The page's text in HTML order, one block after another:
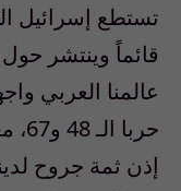
تستطع إسرائيل
قائماً وينتشر
عالمنا العربي
إذن ثمة جروح